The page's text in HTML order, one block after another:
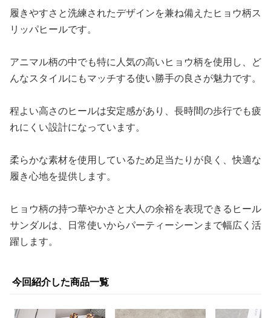
履きやすさと洗練されたデザインを兼ね備えたヒョウ柄ス
リッパヒールです。
アニマル柄の中でも特に人気の高いヒョウ柄を使用し、ど
んなスタイルにもマッチする使い勝手の良さが魅力です。
程よい高さのヒールは安定感があり、長時間の歩行でも疲
れにくい設計になっています。
柔らかな素材を使用しているため足当たりが良く、快適な
履き心地を提供します。
ヒョウ柄の持つ華やかさと大人の余裕を表現できるヒール
サンダルは、日常使いからパーティーシーンまで幅広く活
躍します。
今回紹介した商品一覧